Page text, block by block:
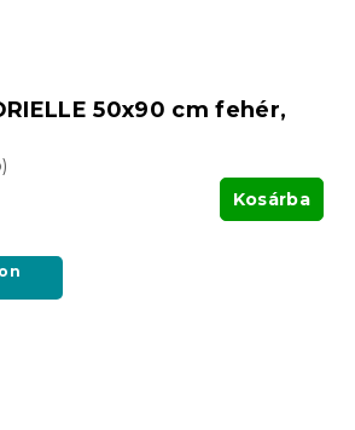
50x90 cm fehér,
Kosárba